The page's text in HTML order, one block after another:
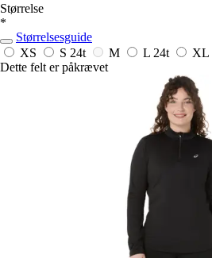
Størrelse
*
Størrelsesguide
XS
S 24t M L 24t XL
Dette felt er påkrævet